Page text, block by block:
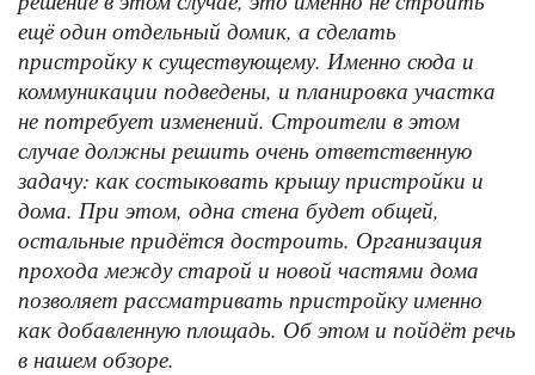
ещё один отдельный домик, а сделать
пристройку к существующему. Именно сюда и
коммуникации подведены, и планировка участка
не потребует изменений. Строители в этом
случае должны решить очень ответственную
задачу: как состыковать крышу пристройки и
дома. При этом, одна стена будет общей,
остальные придётся достроить. Организация
прохода между старой и новой частями дома
позволяет рассматривать пристройку именно
как добавленную площадь. Об этом и пойдёт речь
в нашем обзоре.